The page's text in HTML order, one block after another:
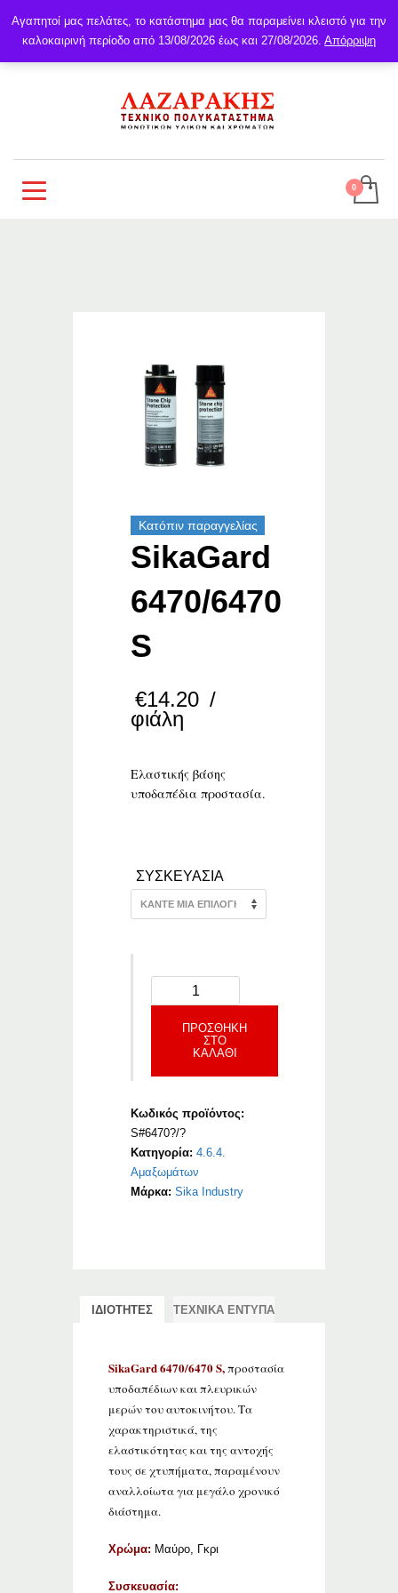
Κατόπιν παραγγελίας
SikaGard
6470/6470
S
€14.20 /
φιάλη
Ελαστικής βάσης
υποδαπέδια προστασία.
ΣΥΣΚΕΥΑΣΙΑ
ΠΡΟΣΘΉΚΗ
ΣΤΟ
ΚΑΛΆΘΙ
Κωδικός προϊόντος:
S#6470?/?
Κατηγορία:4.6.4.
Αμαξωμάτων
Μάρκα:Sika Industry
ΙΔΙΟΤΗΤΕΣ ΤΕΧΝΙΚΑ ΕΝΤΥΠΑ
SikaGard 6470/6470 S,προστασία
υποδαπέδιων και πλευρικών
μερών του αυτοκινήτου. Τα
χαρακτηριστικά, της
ελαστικότητας και της αντοχής
τους σε χτυπήματα, παραμένουν
αναλλοίωτα για μεγάλο χρονικό
διάστημα.
Χρώμα: Μαύρο, Γκρι
Συσκευασία:
Αγαπητοί μας πελάτες, το κατάστημα μας θα παραμείνει κλειστό για την
καλοκαιρινή περίοδο από 13/08/2026 έως και 27/08/2026. Απόρριψη